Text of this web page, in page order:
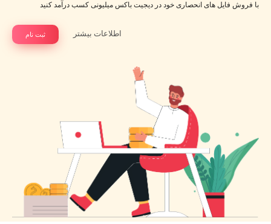
با فروش فایل های انحصاری خود در دیجیت باکس میلیونی کسب درآمد کنید
ثبت نام اطلاعات بیشتر